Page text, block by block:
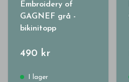
Embroidery of
GAGNEF grå -
bikinitopp
490 kr
I lager